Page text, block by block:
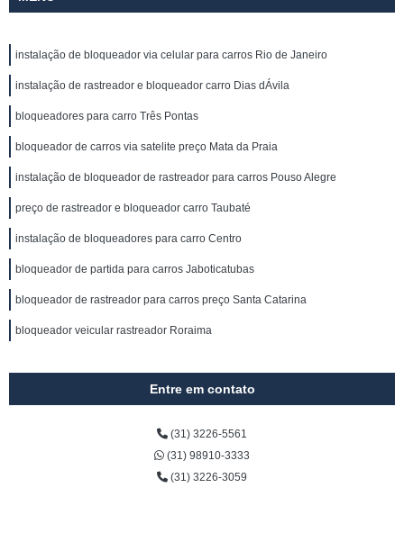
instalação de bloqueador via celular para carros Rio de Janeiro
instalação de rastreador e bloqueador carro Dias dÁvila
bloqueadores para carro Três Pontas
bloqueador de carros via satelite preço Mata da Praia
instalação de bloqueador de rastreador para carros Pouso Alegre
preço de rastreador e bloqueador carro Taubaté
instalação de bloqueadores para carro Centro
bloqueador de partida para carros Jaboticatubas
bloqueador de rastreador para carros preço Santa Catarina
bloqueador veicular rastreador Roraima
Entre em contato
(31) 3226-5561
(31) 98910-3333
(31) 3226-3059